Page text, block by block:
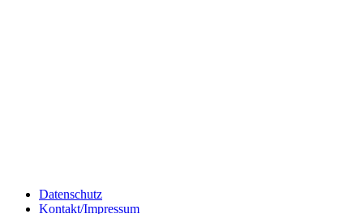
Datenschutz
Kontakt/Impressum